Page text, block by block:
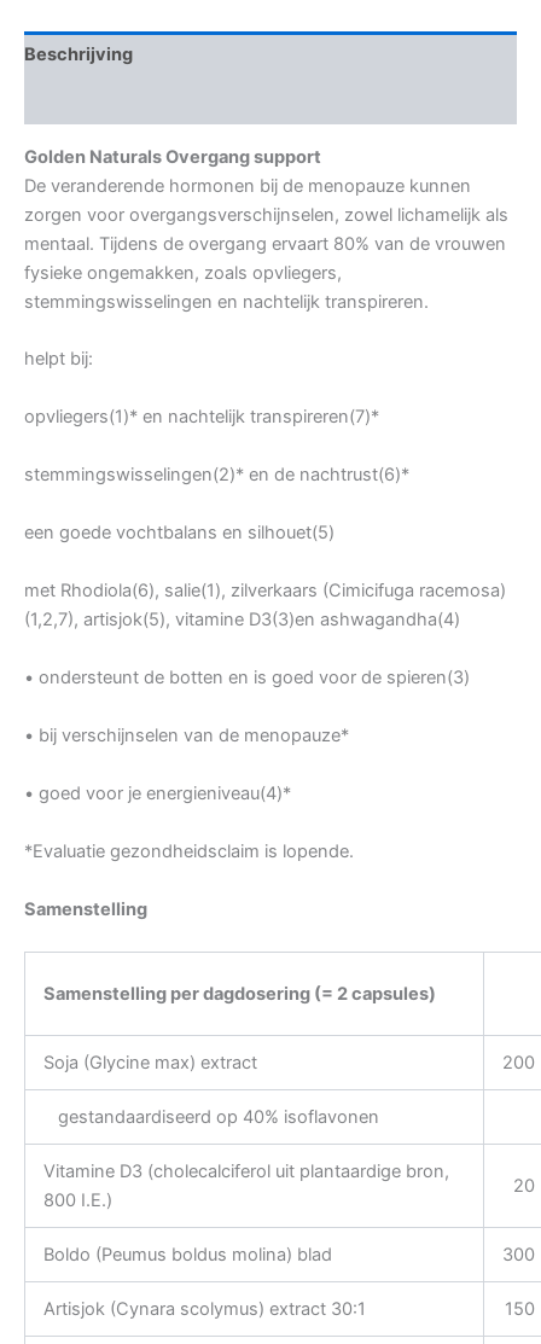
Beschrijving
Golden Naturals Overgang support
De veranderende hormonen bij de menopauze kunnen
zorgen voor overgangsverschijnselen, zowel lichamelijk als
mentaal. Tijdens de overgang ervaart 80% van de vrouwen
fysieke ongemakken, zoals opvliegers,
stemmingswisselingen en nachtelijk transpireren.
helpt bij:
opvliegers(1)* en nachtelijk transpireren(7)*
stemmingswisselingen(2)* en de nachtrust(6)*
een goede vochtbalans en silhouet(5)
met Rhodiola(6), salie(1), zilverkaars (Cimicifuga racemosa)
(1,2,7), artisjok(5), vitamine D3(3)en ashwagandha(4)
• ondersteunt de botten en is goed voor de spieren(3)
• bij verschijnselen van de menopauze*
• goed voor je energieniveau(4)*
*Evaluatie gezondheidsclaim is lopende.
Samenstelling
Samenstelling per dagdosering (= 2 capsules)
Soja (Glycine max) extract 200
gestandaardiseerd op 40% isoflavonen
Vitamine D3 (cholecalciferol uit plantaardige bron,
800 I.E.)
20
Boldo (Peumus boldus molina) blad 300
Artisjok (Cynara scolymus) extract 30:1 150